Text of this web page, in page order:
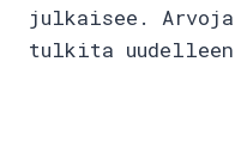
julkaisee.
tulkita